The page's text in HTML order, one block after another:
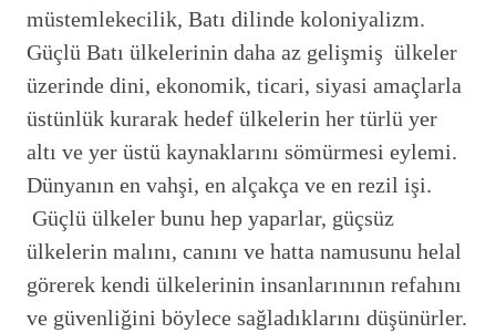
müstemlekecilik, Batı dilinde koloniyalizm.
Güçlü Batı ülkelerinin daha az gelişmiş ülkeler
üzerinde dini, ekonomik, ticari, siyasi amaçlarla
üstünlük kurarak hedef ülkelerin her türlü yer
altı ve yer üstü kaynaklarını sömürmesi eylemi.
Dünyanın en vahşi, en alçakça ve en rezil işi.
Güçlü ülkeler bunu hep yaparlar, güçsüz
ülkelerin malını, canını ve hatta namusunu helal
görerek kendi ülkelerinin insanlarınının refahını
ve güvenliğini böylece sağladıklarını düşünürler.